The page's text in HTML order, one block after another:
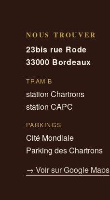
NOUS TROUVER
23bis rue Rode
33000 Bordeaux
TRAM B
station Chartrons
station CAPC
PARKINGS
Cité Mondiale
Parking des Chartrons
→ Voir sur Google Maps